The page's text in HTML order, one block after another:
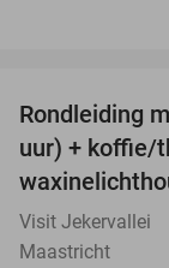
Rondleiding
uur) + koffie/
Visit Jekervallei
Maastricht